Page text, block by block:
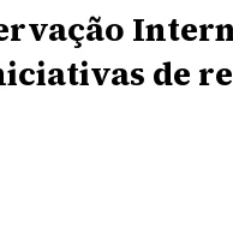
de